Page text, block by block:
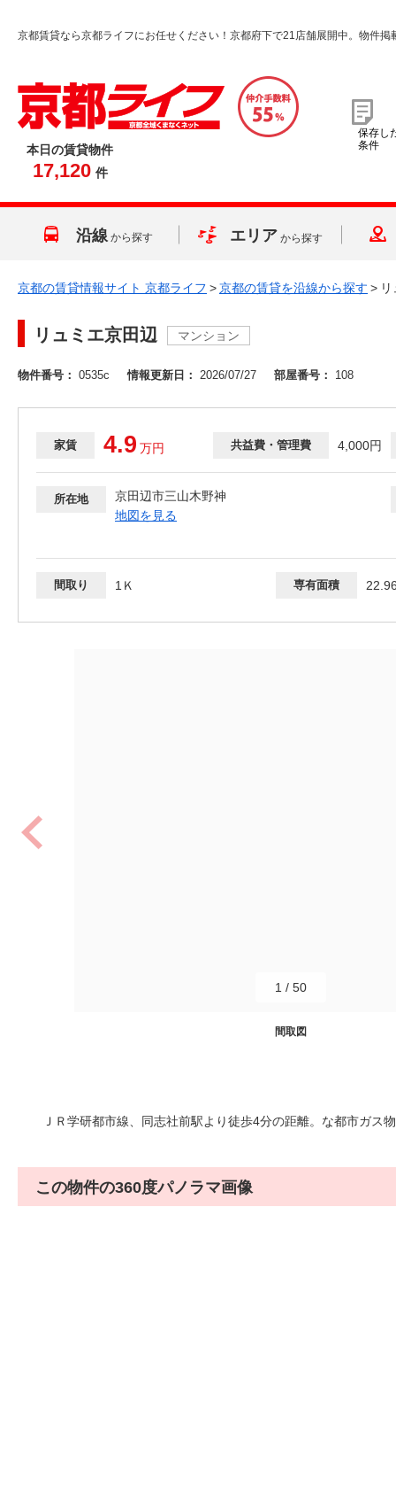
京都賃貸なら京都ライフにお任せください！京都府下で21店舗展開中。物件掲
本日の賃貸物件
17,120 件
保存し
条件
沿線 から探す エリア から探す
京都の賃貸情報サイト 京都ライフ >京都の賃貸を沿線から探す >
リュミエ京田辺 マンション
物件番号： 0535c 情報更新日： 2026/07/27 部屋番号： 108
家賃 4.9 万円 共益費・管理費 4,000円
所在地
京田辺市三山木野神
地図を見る
間取り 1Ｋ 専有面積
間取図
1 / 50
ＪＲ学研都市線、同志社前駅より徒歩4分の距離。な都市ガ
この物件の360度パノラマ画像